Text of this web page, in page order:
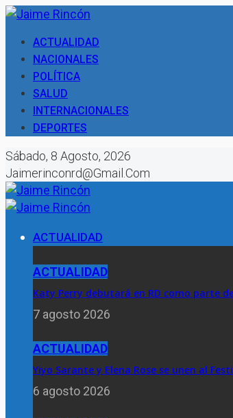
ACTUALIDAD
NACIONALES
POLÍTICA
SALUD
INTERNACIONALES
DEPORTES
Sábado, 8 Agosto, 2026
Jaimerinconrd@gmail.com
ACTUALIDAD
ACTUALIDAD
Katy Perry debutará en RD como parte
7 agosto 2026
ACTUALIDAD
Yiyo Sarante y Elena Rose se unen al
6 agosto 2026